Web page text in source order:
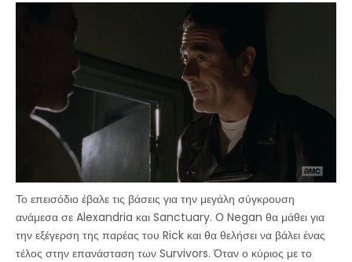
Το επεισόδιο έβαλε τις βάσεις για την μεγάλη σύγκρουση
ανάμεσα σε Alexandria και Sanctuary. Ο Negan θα μάθει για
την εξέγερση της παρέας του Rick και θα θελήσει να βάλει ένας
τέλος στην επανάσταση των Survivors. Όταν ο κύριος με το